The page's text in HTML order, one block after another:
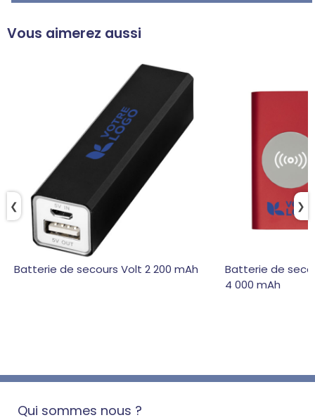
Vous aimerez aussi
Batterie de secours Volt 2 200 mAh
Batterie de
4 000 mAh
❯
❮
Qui sommes nous ?